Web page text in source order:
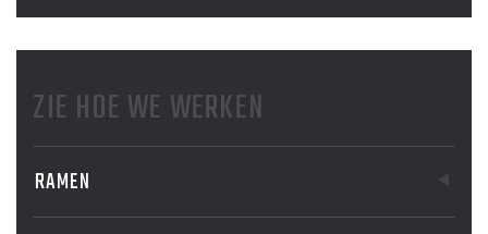
ZIE HOE WE WERKEN
RAMEN